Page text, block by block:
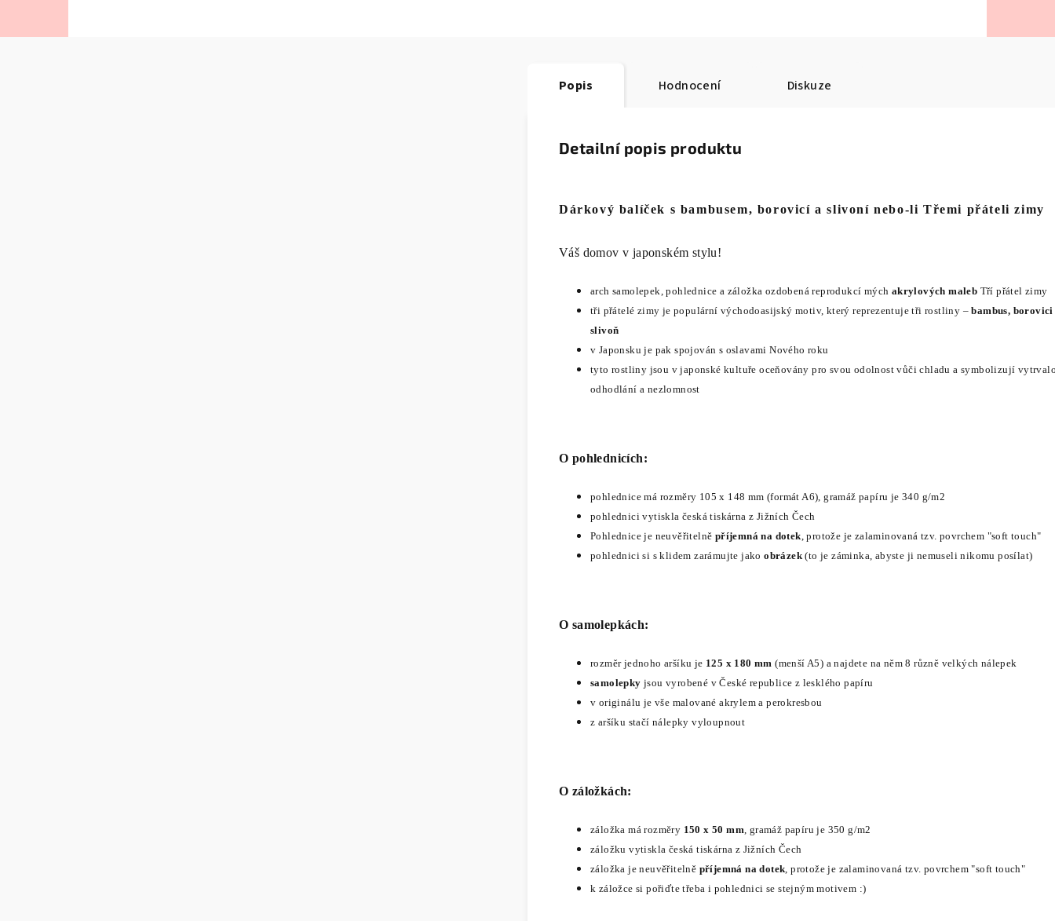
Popis Hodnocení Diskuze
Detailní popis produktu
Dárkový balíček s bambusem, borovicí a slivoní nebo-li Třemi přáteli zimy
Váš domov v japonském stylu!
arch samolepek, pohlednice a záložka ozdobenáreprodukcí mých akrylových maleb Tří přátel zimy
tři přátelé zimy je populární východoasijský motiv, který reprezentuje tři rostliny –bambus, borovici
slivoň
v Japonsku je pak spojován s oslavami Nového roku
tyto rostliny jsou v japonské kultuře oceňovány pro svou odolnost vůči chladu a symbolizují
odhodlání a nezlomnost
O pohlednicích:
pohlednice má rozměry 105 x 148 mm (formát A6), gramáž papíru je 340 g/m2
pohlednici vytiskla česká tiskárna z Jižních Čech
Pohlednice je neuvěřitelně příjemná na dotek, protože je zalaminovaná tzv. povrchem "soft touch"
pohlednici si s klidem zarámujte jakoobrázek (to je záminka, abyste ji nemuseli nikomu posílat)
O samolepkách:
rozměr jednoho aršíku je 125 x 180 mm (menší A5) a najdete na něm 8 různě velkých nálepek
samolepky jsou vyrobené v České republice z lesklého papíru
v originálu je vše malované akrylem a perokresbou
z aršíku stačí nálepky vyloupnout
O záložkách:
záložka má rozměry 150 x 50 mm, gramáž papíru je 350 g/m2
záložku vytiskla česká tiskárna z Jižních Čech
záložka je neuvěřitelně příjemná na dotek, protože je zalaminovaná tzv. povrchem "soft touch"
k záložce si pořiďte třeba i pohlednici se stejným motivem :)